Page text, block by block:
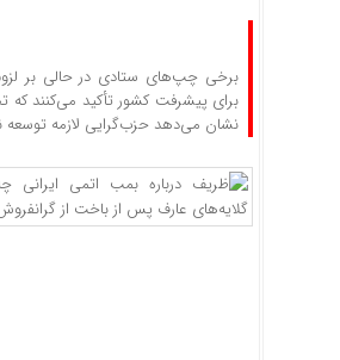
برخی چپ‌های ستادی در حالی بر
برای پیشرفت کشور تأکید می‌کنند که
نشان می‌دهد حزب‌گرایی لازمه